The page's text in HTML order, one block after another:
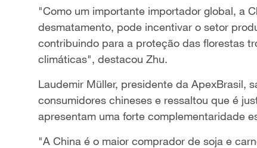
"Como um importante importador global, a
desmatamento, pode incentivar o setor
contribuindo para a proteção das florestas
climáticas", destacou Zhu.
Laudemir Müller, presidente da ApexBrasil,
consumidores chineses e ressaltou que é
apresentam uma forte complementaridade
"A China é o maior comprador de soja e